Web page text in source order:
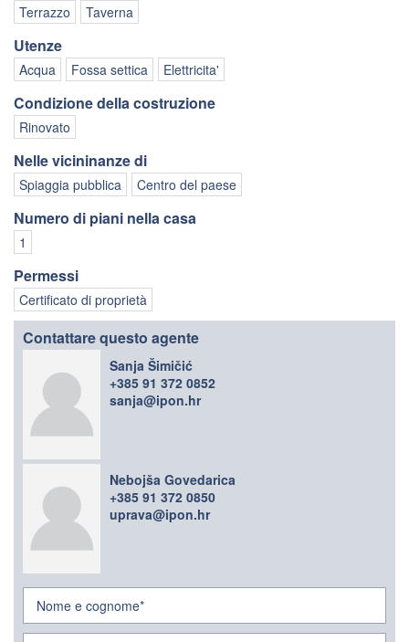
Terrazzo Taverna
Utenze
Acqua Fossa settica Elettricita'
Condizione della costruzione
Rinovato
Nelle vicininanze di
Spiaggia pubblica Centro del paese
Numero di piani nella casa
1
Permessi
Certificato di proprietà
Contattare questo agente
Sanja Šimičić
+385 91 372 0852
sanja@ipon.hr
Nebojša Govedarica
+385 91 372 0850
uprava@ipon.hr